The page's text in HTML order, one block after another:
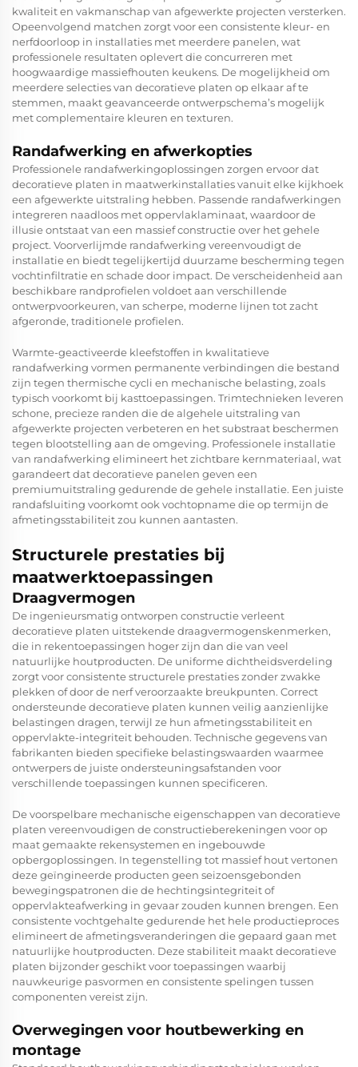
kwaliteit en vakmanschap van afgewerkte projecten versterken.
Opeenvolgend matchen zorgt voor een consistente kleur- en
nerfdoorloop in installaties met meerdere panelen, wat
professionele resultaten oplevert die concurreren met
hoogwaardige massiefhouten keukens. De mogelijkheid om
meerdere selecties van decoratieve platen op elkaar af te
stemmen, maakt geavanceerde ontwerpschema’s mogelijk
met complementaire kleuren en texturen.
Randafwerking en afwerkopties
Professionele randafwerkingoplossingen zorgen ervoor dat
decoratieve platen in maatwerkinstallaties vanuit elke kijkhoek
een afgewerkte uitstraling hebben. Passende randafwerkingen
integreren naadloos met oppervlaklaminaat, waardoor de
illusie ontstaat van een massief constructie over het gehele
project. Voorverlijmde randafwerking vereenvoudigt de
installatie en biedt tegelijkertijd duurzame bescherming tegen
vochtinfiltratie en schade door impact. De verscheidenheid aan
beschikbare randprofielen voldoet aan verschillende
ontwerpvoorkeuren, van scherpe, moderne lijnen tot zacht
afgeronde, traditionele profielen.
Warmte-geactiveerde kleefstoffen in kwalitatieve
randafwerking vormen permanente verbindingen die bestand
zijn tegen thermische cycli en mechanische belasting, zoals
typisch voorkomt bij kasttoepassingen. Trimtechnieken leveren
schone, precieze randen die de algehele uitstraling van
afgewerkte projecten verbeteren en het substraat beschermen
tegen blootstelling aan de omgeving. Professionele installatie
van randafwerking elimineert het zichtbare kernmateriaal, wat
garandeert datdecoratieve panelen geven een
premiumuitstraling gedurende de gehele installatie. Een juiste
randafsluiting voorkomt ook vochtopname die op termijn de
afmetingsstabiliteit zou kunnen aantasten.
Structurele prestaties bij
maatwerktoepassingen
Draagvermogen
De ingenieursmatig ontworpen constructie verleent
decoratieve platen uitstekende draagvermogenskenmerken,
die in rekentoepassingen hoger zijn dan die van veel
natuurlijke houtproducten. De uniforme dichtheidsverdeling
zorgt voor consistente structurele prestaties zonder zwakke
plekken of door de nerf veroorzaakte breukpunten. Correct
ondersteunde decoratieve platen kunnen veilig aanzienlijke
belastingen dragen, terwijl ze hun afmetingsstabiliteit en
oppervlakte-integriteit behouden. Technische gegevens van
fabrikanten bieden specifieke belastingswaarden waarmee
ontwerpers de juiste ondersteuningsafstanden voor
verschillende toepassingen kunnen specificeren.
De voorspelbare mechanische eigenschappen van decoratieve
platen vereenvoudigen de constructieberekeningen voor op
maat gemaakte rekensystemen en ingebouwde
opbergoplossingen. In tegenstelling tot massief hout vertonen
deze geïngineerde producten geen seizoensgebonden
bewegingspatronen die de hechtingsintegriteit of
oppervlakteafwerking in gevaar zouden kunnen brengen. Een
consistente vochtgehalte gedurende het hele productieproces
elimineert de afmetingsveranderingen die gepaard gaan met
natuurlijke houtproducten. Deze stabiliteit maakt decoratieve
platen bijzonder geschikt voor toepassingen waarbij
nauwkeurige pasvormen en consistente spelingen tussen
componenten vereist zijn.
Overwegingen voor houtbewerking en
montage